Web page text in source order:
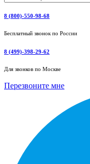
8 (800)-550-98-68
Бесплатный звонок по России
8 (499)-398-29-62
Для звонков по Москве
Перезвоните мне